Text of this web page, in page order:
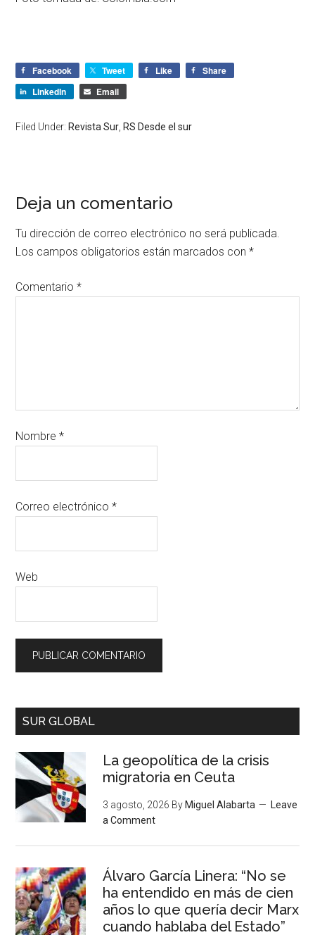
Facebook Tweet Like
Share
LinkedIn
Email
Filed Under: Revista Sur, RS Desde el sur
Deja un comentario
Tu dirección de correo electrónico no será publicada.
Los campos obligatorios están marcados con*
Comentario*
Nombre*
Correo electrónico*
Web
SUR GLOBAL
La geopolítica de la crisis
migratoria en Ceuta
3 agosto, 2026 By Miguel Alabarta
Leave
a Comment
Álvaro García Linera: “No se
ha entendido en más de cien
años lo que quería decir Marx
cuando hablaba del Estado”